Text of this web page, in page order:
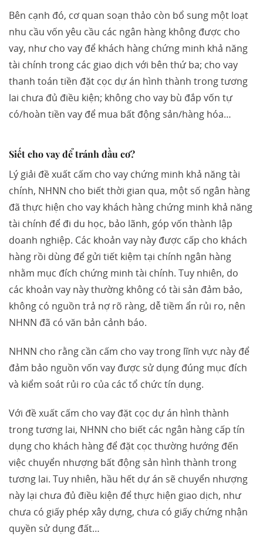
Bên cạnh đó, cơ quan soạn thảo còn bổ sung một loạt
nhu cầu vốn yêu cầu các ngân hàng không được cho
vay, như cho vay để khách hàng chứng minh khả năng
tài chính trong các giao dịch với bên thứ ba; cho vay
thanh toán tiền đặt cọc dự án hình thành trong tương
lai chưa đủ điều kiện; không cho vay bù đắp vốn tự
có/hoàn tiền vay để mua bất động sản/hàng hóa…
Siết cho vay để tránh đầu cơ?
Lý giải đề xuất cấm cho vay chứng minh khả năng tài
chính, NHNN cho biết thời gian qua, một số ngân hàng
đã thực hiện cho vay khách hàng chứng minh khả năng
tài chính để đi du học, bảo lãnh, góp vốn thành lập
doanh nghiệp. Các khoản vay này được cấp cho khách
hàng rồi dùng để gửi tiết kiệm tại chính ngân hàng
nhằm mục đích chứng minh tài chính. Tuy nhiên, do
các khoản vay này thường không có tài sản đảm bảo,
không có nguồn trả nợ rõ ràng, dễ tiềm ẩn rủi ro, nên
NHNN đã có văn bản cảnh báo.
NHNN cho rằng cần cấm cho vay trong lĩnh vực này để
đảm bảo nguồn vốn vay được sử dụng đúng mục đích
và kiểm soát rủi ro của các tổ chức tín dụng.
Với đề xuất cấm cho vay đặt cọc dự án hình thành
trong tương lai, NHNN cho biết các ngân hàng cấp tín
dụng cho khách hàng để đặt cọc thường hướng đến
việc chuyển nhượng bất động sản hình thành trong
tương lai. Tuy nhiên, hầu hết dự án sẽ chuyển nhượng
này lại chưa đủ điều kiện để thực hiện giao dịch, như
chưa có giấy phép xây dựng, chưa có giấy chứng nhận
quyền sử dụng đất…